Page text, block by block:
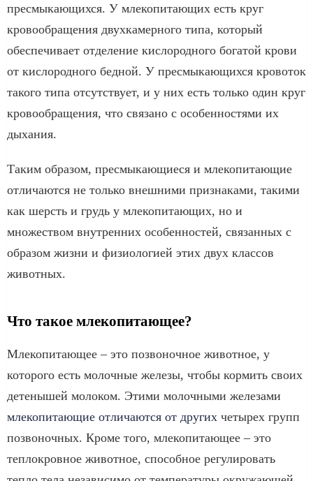
пресмыкающихся. У млекопитающих есть круг
кровообращения двухкамерного типа, который
обеспечивает отделение кислородного богатой крови
от кислородного бедной. У пресмыкающихся кровоток
такого типа отсутствует, и у них есть только один круг
кровообращения, что связано с особенностями их
дыхания.
Таким образом, пресмыкающиеся и млекопитающие
отличаются не только внешними признаками, такими
как шерсть и грудь у млекопитающих, но и
множеством внутренних особенностей, связанных с
образом жизни и физиологией этих двух классов
животных.
Что такое млекопитающее?
Млекопитающее – это позвоночное животное, у
которого есть молочные железы, чтобы кормить своих
детенышей молоком. Этими молочными железами
млекопитающие отличаются от других четырех групп
позвоночных. Кроме того, млекопитающее – это
теплокровное животное, способное регулировать